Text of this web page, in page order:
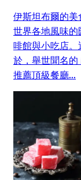
伊斯坦布爾的
世界各地風味
啡館與小吃店
於，舉世聞名
推薦頂級餐廳...